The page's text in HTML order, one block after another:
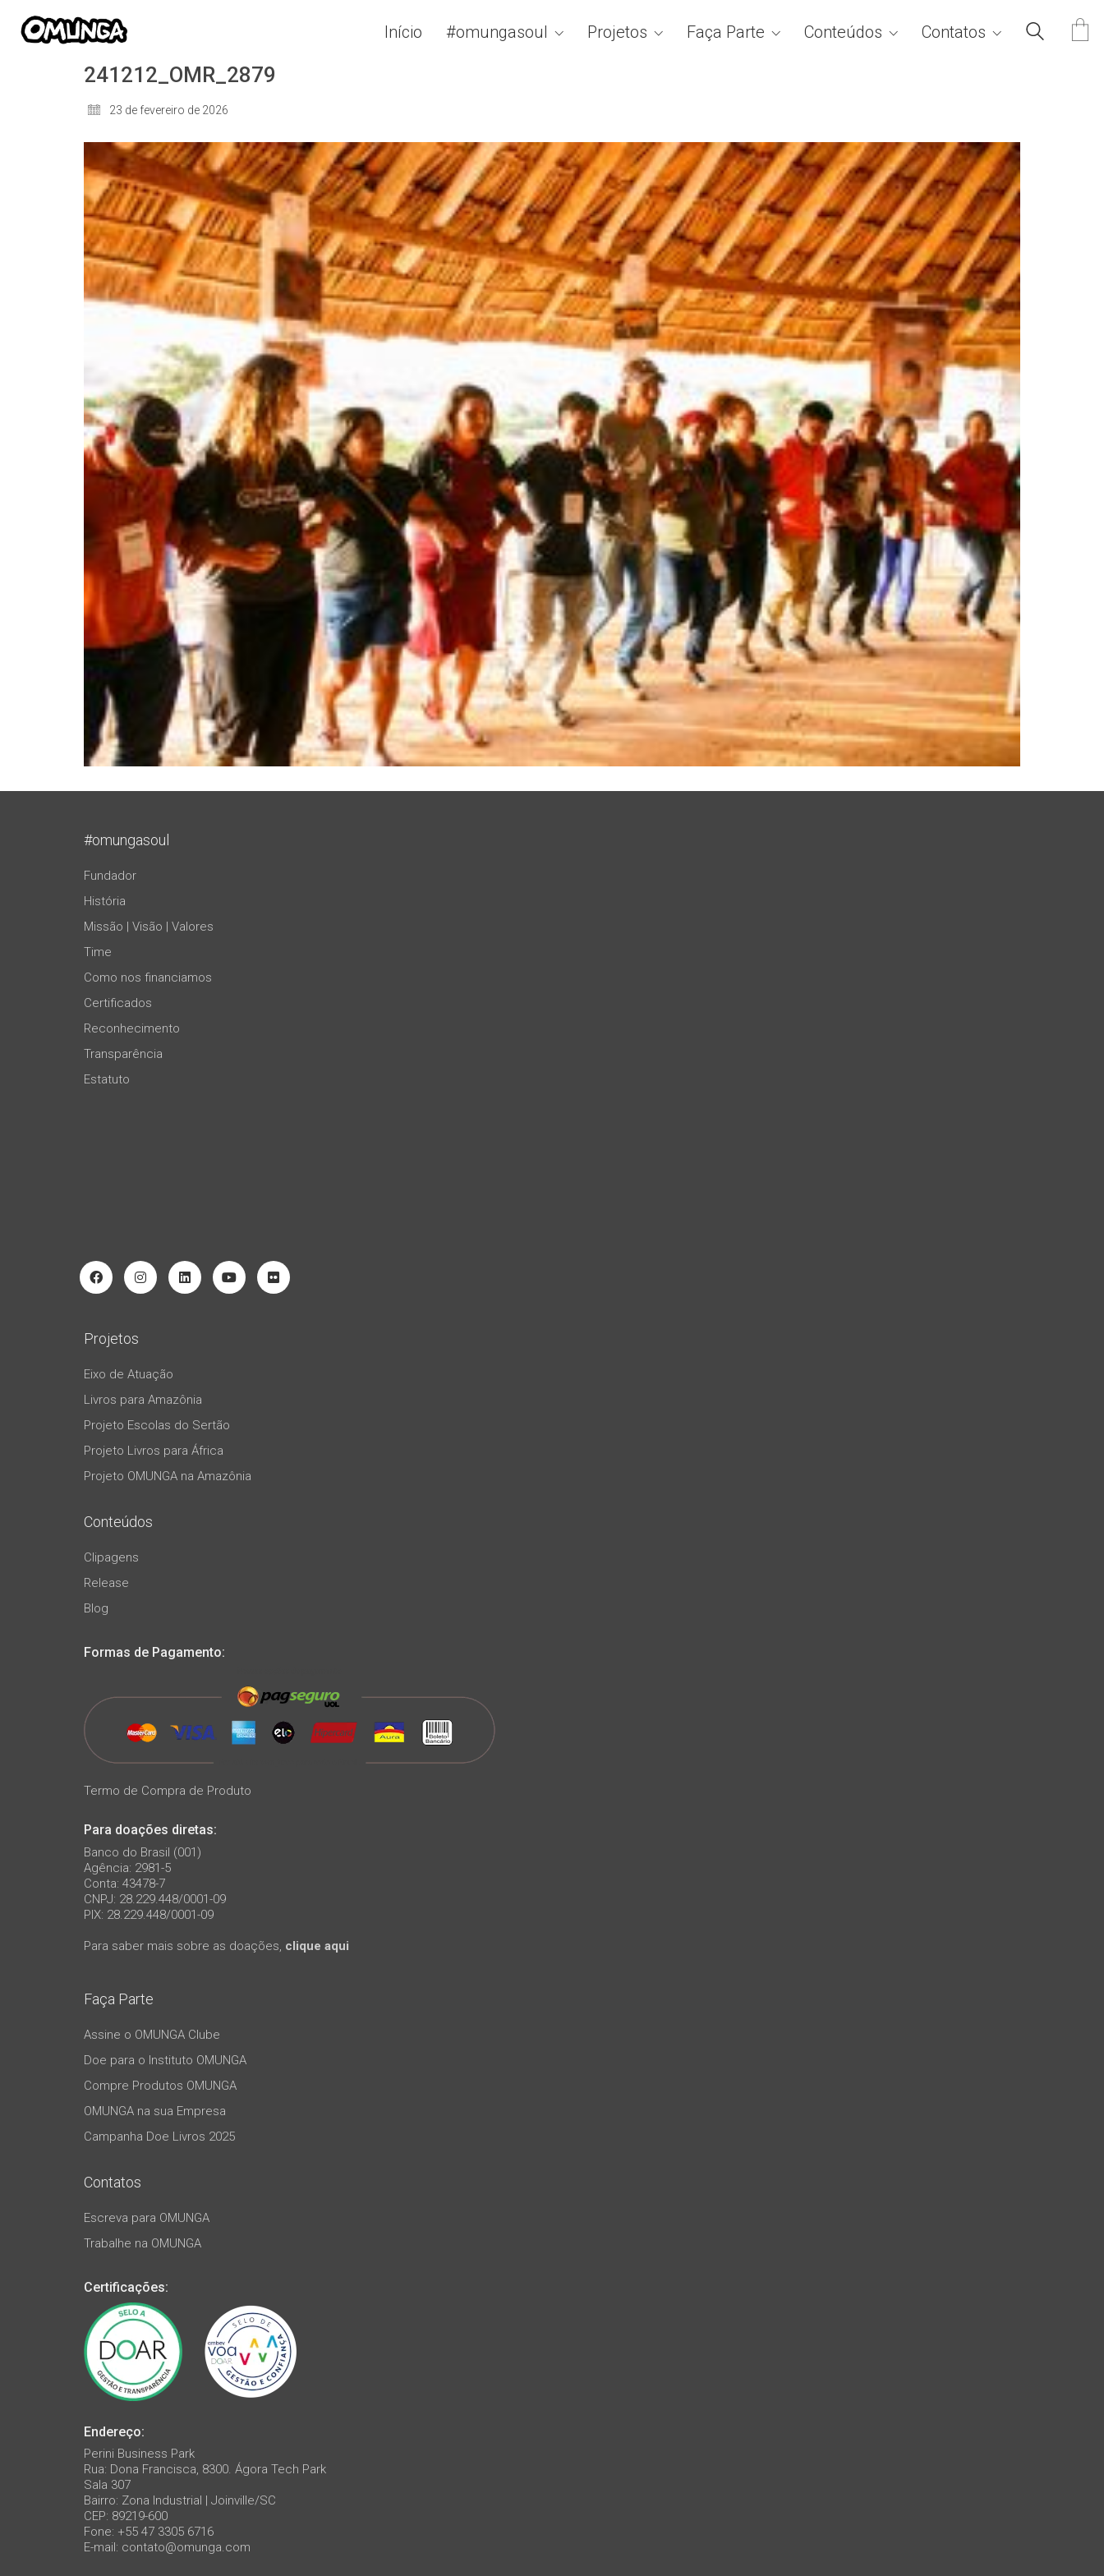
Início #omungasoul Projetos Faça Parte Conteúdos Contatos
241212_OMR_2879
23 de fevereiro de 2026
#omungasoul
Fundador
História
Missão | Visão | Valores
Time
Como nos financiamos
Certificados
Reconhecimento
Transparência
Estatuto
Projetos
Eixo de Atuação
Livros para Amazônia
Projeto Escolas do Sertão
Projeto Livros para África
Projeto OMUNGA na Amazônia
Conteúdos
Clipagens
Release
Blog
Formas de Pagamento:
Termo de Compra de Produto
Para doações diretas:
Banco do Brasil (001)
Agência: 2981-5
Conta: 43478-7
CNPJ: 28.229.448/0001-09
PIX: 28.229.448/0001-09
Para saber mais sobre as doações, clique aqui
Faça Parte
Assine o OMUNGA Clube
Doe para o Instituto OMUNGA
Compre Produtos OMUNGA
OMUNGA na sua Empresa
Campanha Doe Livros 2025
Contatos
Escreva para OMUNGA
Trabalhe na OMUNGA
Certificações:
Endereço:
Perini Business Park
Rua: Dona Francisca, 8300. Ágora Tech Park
Sala 307
Bairro: Zona Industrial | Joinville/SC
CEP: 89219-600
Fone: +55 47 3305 6716
E-mail: contato@omunga.com